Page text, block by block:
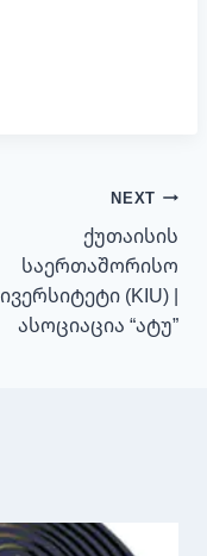
NEXT
ქუთაისის
საერთაშორისო
(KIU) |
ასოციაცია “ატუ”